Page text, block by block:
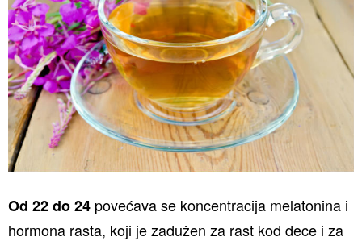
Od 22 do 24 povećava se koncentracija melatonina i
hormona rasta, koji je zadužen za rast kod dece i za